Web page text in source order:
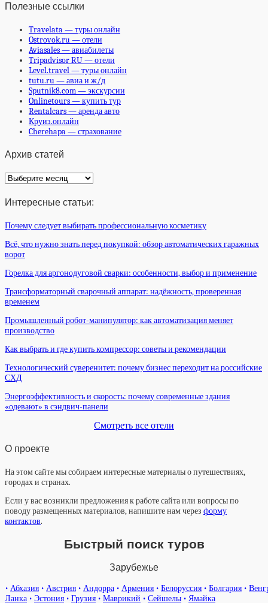
Полезные ссылки
Travelata — туры онлайн
Ostrovok.ru — отели
Aviasales — авиабилеты
Tripadvisor RU — отели
Level.travel — туры онлайн
tutu.ru — авиа и ж/д
Sputnik8.com — экскурсии
Onlinetours — купить тур
Rentalcars — аренда авто
Круиз.онлайн
Cherehapa — страхование
Архив статей
Архив
статей
Интересные статьи:
Почему следует выбирать профессиональную косметику
Всё, что нужно знать перед покупкой: обзор автоматических гаражных
ворот
Горелка для аргонодуговой сварки: особенности, выбор и применение
Трансформаторный сварочный аппарат: надёжность, проверенная
временем
Промышленный робот-манипулятор: как автоматизация меняет
производство
Как выбрать и где купить компрессор: советы и рекомендации
Технологический суверенитет: почему бизнес переходит на российские
СХД
Энергоэффективность и скорость: почему современные здания
«одевают» в сэндвич-панели
Смотреть все отели
О проекте
На этом сайте мы собираем интересные материалы о путешествиях,
городах и странах.
Если у вас возникли предложения к работе сайта или вопросы по
поводу размещенных материалов, напишите нам через форму
контактов.
Быстрый поиск туров
Зарубежье
• Абхазия • Австрия • Андорра • Армения • Белоруссия • Болгария •
Ланка • Эстония • Грузия • Маврикий • Сейшелы • Ямайка